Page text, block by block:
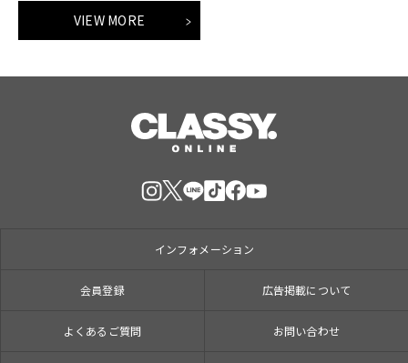
VIEW MORE
インフォメーション
会員登録 広告掲載について
よくあるご質問 お問い合わせ